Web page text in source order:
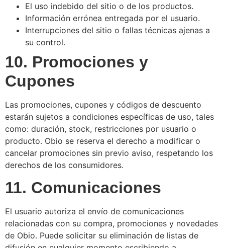
El uso indebido del sitio o de los productos.
Información errónea entregada por el usuario.
Interrupciones del sitio o fallas técnicas ajenas a
su control.
10. Promociones y
Cupones
Las promociones, cupones y códigos de descuento
estarán sujetos a condiciones específicas de uso, tales
como: duración, stock, restricciones por usuario o
producto. Obio se reserva el derecho a modificar o
cancelar promociones sin previo aviso, respetando los
derechos de los consumidores.
11. Comunicaciones
El usuario autoriza el envío de comunicaciones
relacionadas con su compra, promociones y novedades
de Obio. Puede solicitar su eliminación de listas de